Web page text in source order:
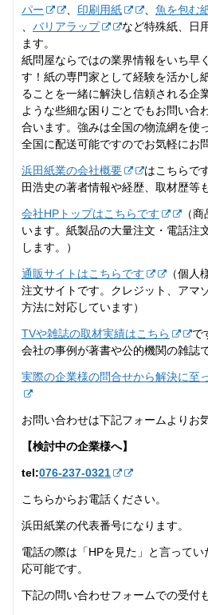
パー
印刷用紙
魚を包む
バリアラップ
など特殊紙、日
ます。
紙問屋ならではの業界情報をいち早
す！紙の専門家として経験を活かし
ることを一緒に解決し信頼される企
ような些細な困りごとでもお問い合
合います。強みは全国の物流網を使
全国に配送可能ですのでお気軽にお
浜田紙業の会社概要
はこちらで
田浩史の著者情報や経歴、取材歴等
会社HPトップはこちらです
（
います。紙製品の大量注文・電話注
します。）
通販サイトはこちらです
（個人
注文サイトです。クレジット、アマ
方法に対応しています）
TVや雑誌の取材実績はこちら
で
会社の事例が著書や公的機関の雑誌
実際の企業様の問合せから解決に至
お問い合わせは下記フォームよりお
【検討中の企業様へ】
tel:076-237‐0321
こちらからお電話ください。
浜田紙業の代表番号になります。
電話の際は「HPを見た」と言って
応可能です。
下記の問い合わせフォームでの受付